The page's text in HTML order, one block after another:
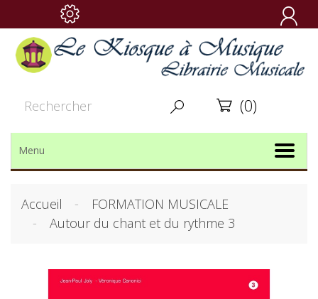

  (0)
Menu
Accueil
FORMATION MUSICALE
Autour du chant et du rythme 3